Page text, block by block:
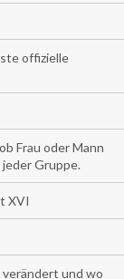
offizielle
Frau oder Mann
Gruppe.
XVI
verändert und wo